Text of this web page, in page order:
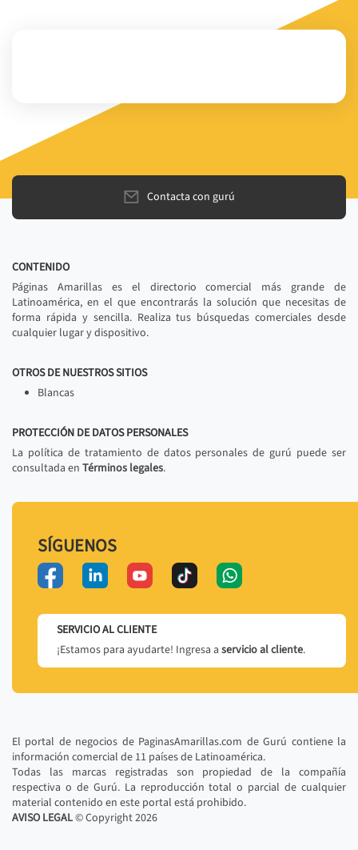
Contacta con gurú
CONTENIDO
Páginas Amarillas es el directorio comercial más grande de
Latinoamérica, en el que encontrarás la solución que necesitas de
forma rápida y sencilla. Realiza tus búsquedas comerciales desde
cualquier lugar y dispositivo.
OTROS DE NUESTROS SITIOS
Blancas
PROTECCIÓN DE DATOS PERSONALES
La política de tratamiento de datos personales de gurú puede ser
consultada en Términos legales.
SÍGUENOS
SERVICIO AL CLIENTE
¡Estamos para ayudarte! Ingresa a servicio al cliente.
El portal de negocios de PaginasAmarillas.com de Gurú contiene la
información comercial de 11 países de Latinoamérica.
Todas las marcas registradas son propiedad de la compañía
respectiva o de Gurú. La reproducción total o parcial de cualquier
material contenido en este portal está prohibido.
AVISO LEGAL© Copyright2026